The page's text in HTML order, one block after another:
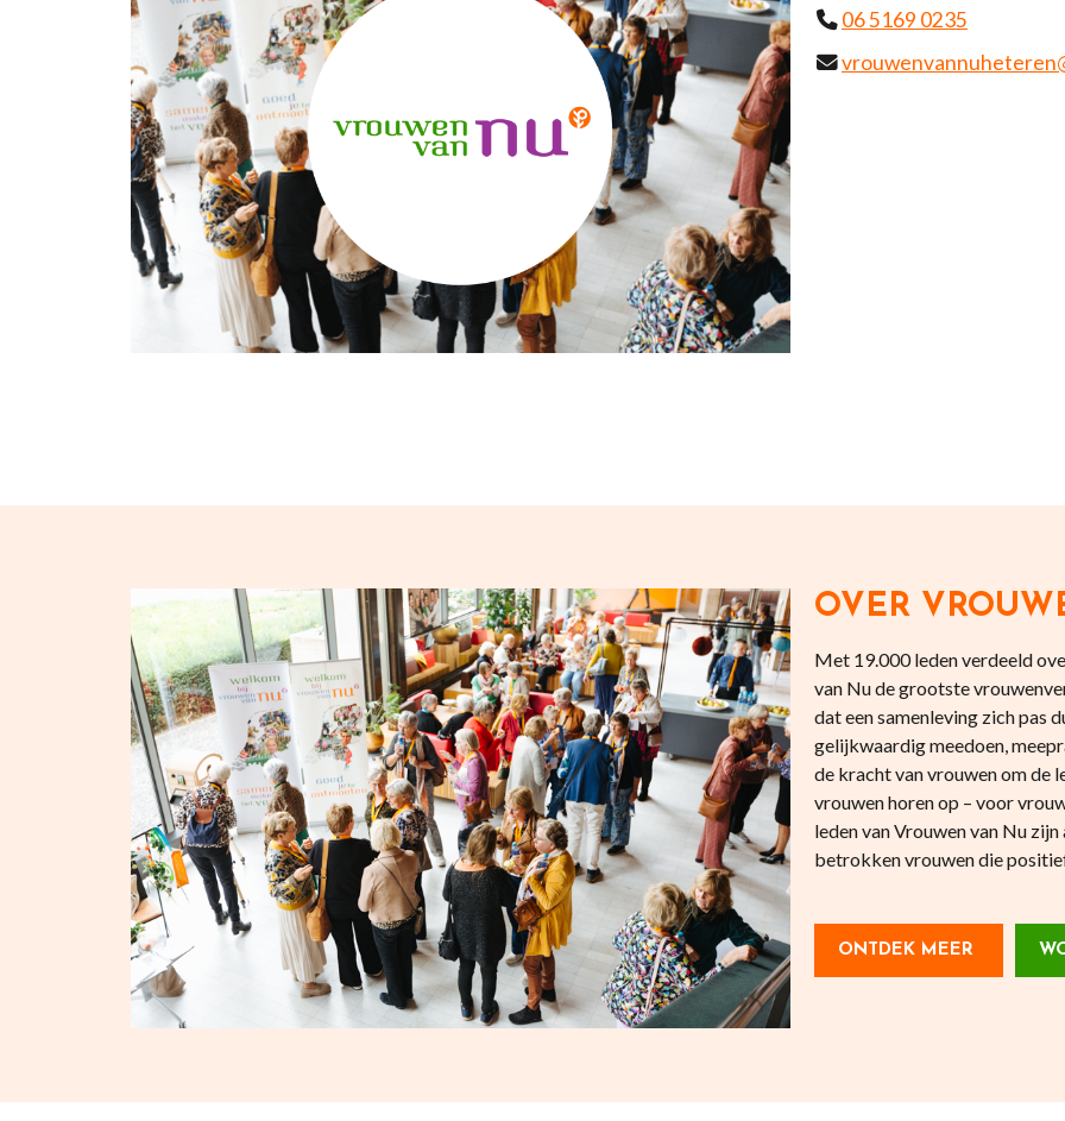
06 5169 0235
OVER
Met 19.000 leden verdeeld
van Nu de grootste
dat een samenleving zich pas
gelijkwaardig meedoen,
de kracht van vrouwen om de
vrouwen horen op – voor
leden van Vrouwen van Nu
betrokken vrouwen die
ONTDEK MEER